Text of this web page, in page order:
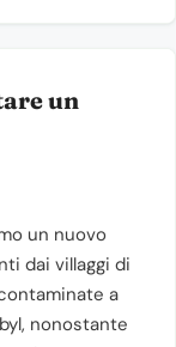
un
un nuovo
dai villaggi di
a
nonostante